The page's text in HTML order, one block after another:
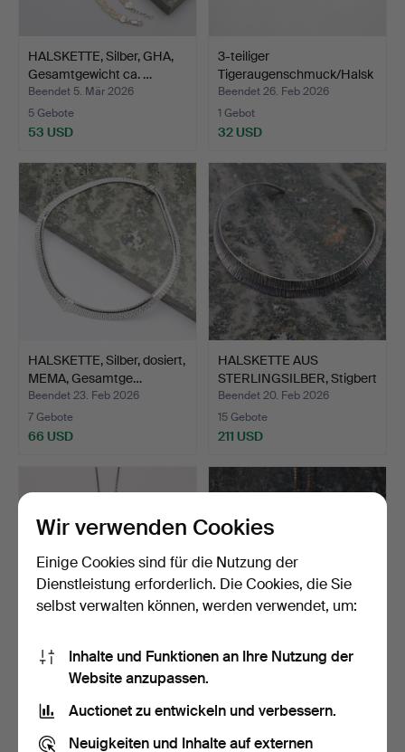
HALSKETTE, Silber, GHA,
Gesamtgewicht ca. …
Beendet 5. Mär 2026
5 Gebote
53 USD
3-teiliger
Tigeraugenschmuck/Halsk
ette, zw…
Beendet 26. Feb 2026
1 Gebot
32 USD
HALSKETTE, Silber, dosiert,
MEMA, Gesamtge…
Beendet 23. Feb 2026
7 Gebote
66 USD
HALSKETTE AUS
STERLINGSILBER, Stigbert
für…
Beendet 20. Feb 2026
15 Gebote
211 USD
ANHÄNGER MIT KETTE,
Silber, Kalevala Koru,…
3 Gebote
43 USD
HALSKETTE, 18 Karat Gold
444 USD
Wir verwenden Cookies
Einige Cookies sind für die Nutzung der
Dienstleistung erforderlich. Die Cookies, die Sie
selbst verwalten können, werden verwendet, um:
Inhalte und Funktionen an Ihre Nutzung der
Website anzupassen.
Auctionet zu entwickeln und verbessern.
Neuigkeiten und Inhalte auf externen